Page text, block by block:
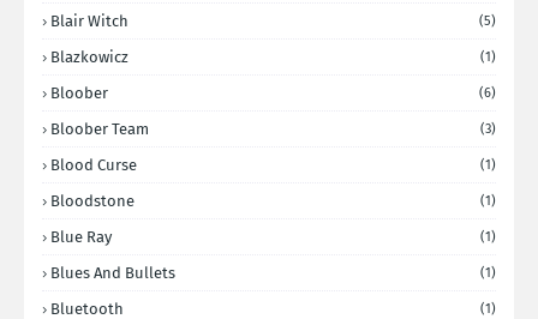
Blair Witch (5)
Blazkowicz (1)
Bloober (6)
Bloober Team (3)
Blood Curse (1)
Bloodstone (1)
Blue Ray (1)
Blues And Bullets (1)
Bluetooth (1)